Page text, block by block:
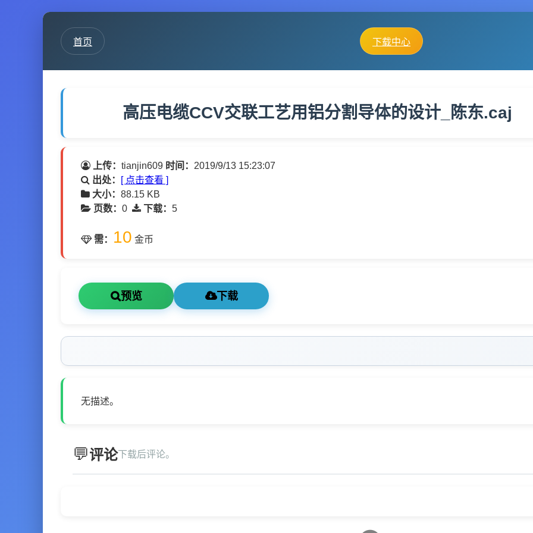
首页 下载中心
高压电缆CCV交联工艺用铝分割导体的设计_陈东.caj
上传： tianjin609 时间： 2019/9/13 15:23:07
出处：
[ 点击查看 ]
大小： 88.15 KB
页数： 0 下载： 5
需： 10 金币
预览 下载
无描述。
评论下载后评论。